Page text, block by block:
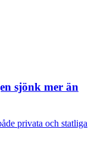
sjönk mer än
privata och statliga